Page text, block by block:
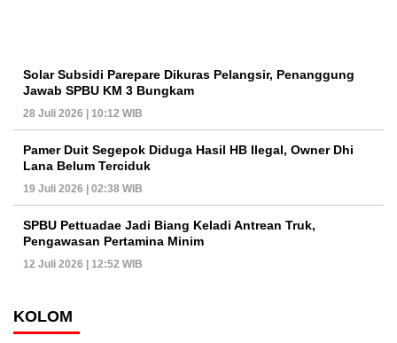
Solar Subsidi Parepare Dikuras Pelangsir, Penanggung
Jawab SPBU KM 3 Bungkam
28 Juli 2026 | 10:12 WIB
Pamer Duit Segepok Diduga Hasil HB Ilegal, Owner Dhi
Lana Belum Terciduk
19 Juli 2026 | 02:38 WIB
SPBU Pettuadae Jadi Biang Keladi Antrean Truk,
Pengawasan Pertamina Minim
12 Juli 2026 | 12:52 WIB
KOLOM